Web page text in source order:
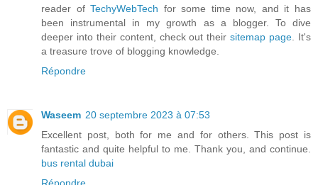
reader ofTechyWebTech for some time now, and it has
been instrumental in my growth as a blogger. To dive
deeper into their content, check out theirsitemap page . It's
a treasure trove of blogging knowledge.
Répondre
Waseem 20 septembre 2023 à 07:53
Excellent post, both for me and for others. This post is
fantastic and quite helpful to me. Thank you, and continue.
bus rental dubai
Répondre